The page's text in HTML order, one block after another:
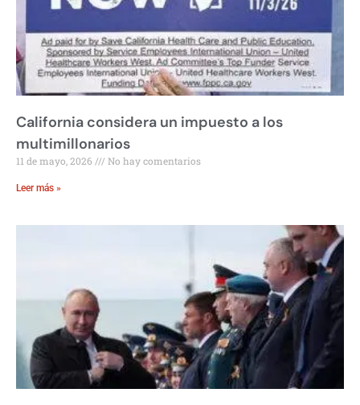
California considera un impuesto a los
multimillonarios
11 de mayo, 2026 No hay comentarios
Leer más »